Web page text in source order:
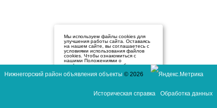
Мы используем файлы cookies для
улучшения работы сайта. Оставаясь
на нашем сайте, вы соглашаетесь с
условиями использования файлов
cookies. Чтобы ознакомиться с
нашими Положениями о
конфиденциальности и об
нажмите здесь.
Нижнегорский район объявления объекты © 2026
Историческая справка Обработка данных